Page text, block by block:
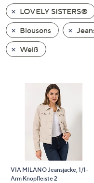
unten
oder
wischen
Sie
auf
anzuzeigen.
LOVELY SISTERS®
Blousons
Weiß
VIA MILANO Jeansjacke, 1/1-
Arm Knopfleiste 2